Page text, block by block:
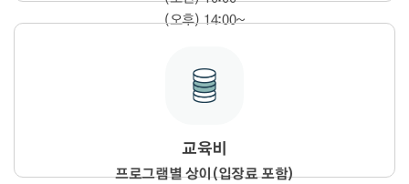
(오후) 14:00~
교육비
프로그램별 상이(입장료 포함)